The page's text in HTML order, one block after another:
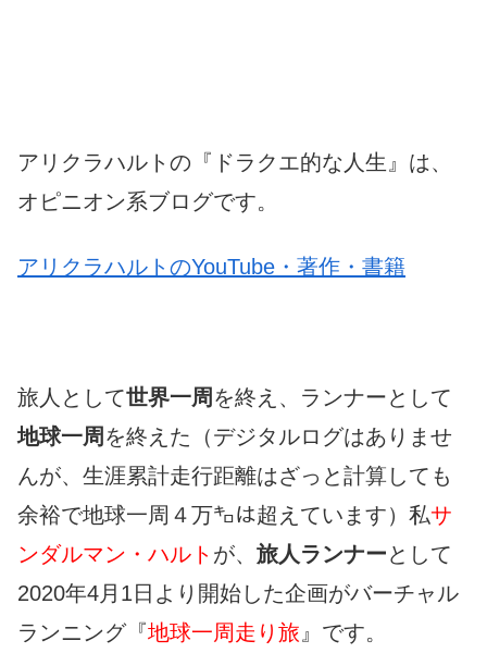
アリクラハルトの『ドラクエ的な人生』は、
オピニオン系ブログです。
アリクラハルトのYouTube・著作・書籍
旅人として世界一周 を終え、ランナーとして
地球一周 を終えた（デジタルログはありませ
んが、生涯累計走行距離はざっと計算しても
余裕で地球一周４万㌔は超えています）私サ
ンダルマン・ハルト が、 旅人ランナーとして
2020年4月1日より開始した企画がバーチャル
ランニング『地球一周走り旅 』です。